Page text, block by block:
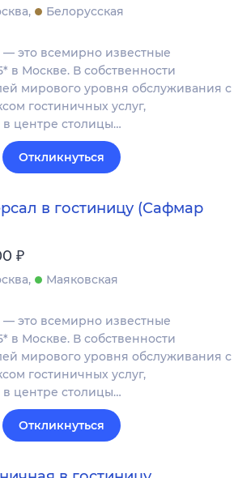
Белорусская
это всемирно известные
в Москве. В собственности
мирового уровня обслуживания с
гостиничных услуг,
центре столицы…
Откликнуться
в гостиницу (Сафмар
₽
Маяковская
это всемирно известные
в Москве. В собственности
мирового уровня обслуживания с
гостиничных услуг,
центре столицы…
Откликнуться